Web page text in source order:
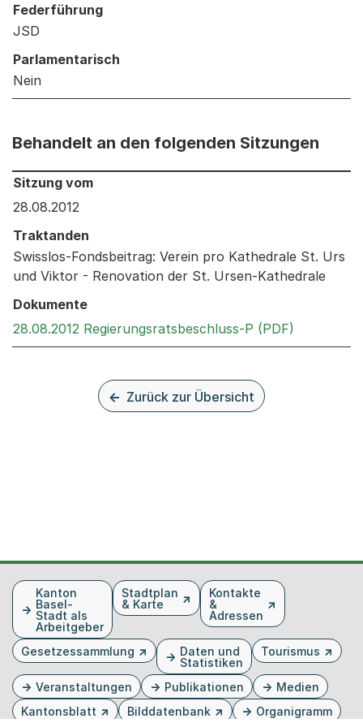
Federführung
JSD
Parlamentarisch
Nein
Behandelt an den folgenden Sitzungen
Behandelt an den folgenden Sitzungen: Informationen
Sitzung vom
28.08.2012
Traktanden
Swisslos-Fondsbeitrag: Verein pro Kathedrale St. Urs
und Viktor - Renovation der St. Ursen-Kathedrale
Dokumente
28.08.2012 Regierungsratsbeschluss-P (PDF)
Zurück zur Übersicht
FusszeileKanton
Basel-
Stadt als
Arbeitgeber
Stadtplan
& Karte
Kontakte
&
Adressen
Gesetzessammlung
Daten und
Statistiken
Tourismus
Veranstaltungen Publikationen
Medien
Kantonsblatt
Bilddatenbank Organigramm